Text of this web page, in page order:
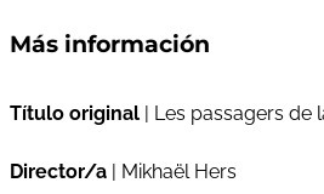
Más información
Título original | Les passagers de
Director/a | Mikhaël Hers